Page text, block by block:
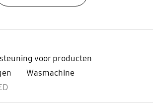
voor producten
Wasmachine